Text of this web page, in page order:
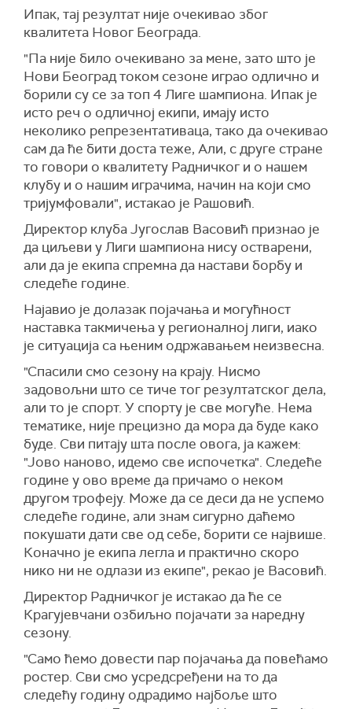
Ипак, тај резултат није очекивао због
квалитета Новог Београда.
"Па није било очекивано за мене, зато што је
Нови Београд током сезоне играо одлично и
борили су се за топ 4 Лиге шампиона. Ипак је
исто реч о одличној екипи, имају исто
неколико репрезентативаца, тако да очекивао
сам да ће бити доста теже, Али, с друге стране
то говори о квалитету Радничког и о нашем
клубу и о нашим играчима, начин на који смо
тријумфовали", истакао је Рашовић.
Директор клуба Југослав Васовић признао је
да циљеви у Лиги шампиона нису остварени,
али да је екипа спремна да настави борбу и
следеће године.
Најавио је долазак појачања и могућност
наставка такмичења у регионалној лиги, иако
је ситуација са њеним одржавањем неизвесна.
"Спасили смо сезону на крају. Нисмо
задовољни што се тиче тог резултатског дела,
али то је спорт. У спорту је све могуће. Нема
тематике, није прецизно да мора да буде како
буде. Сви питају шта после овога, ја кажем:
"Јово наново, идемо све испочетка". Следеће
године у ово време да причамо о неком
другом трофеју. Може да се деси да не успемо
следеће године, али знам сигурно даћемо
покушати дати све од себе, борити се највише.
Коначно је екипа легла и практично скоро
нико ни не одлази из екипе", рекао је Васовић.
Директор Радничког је истакао да ће се
Крагујевчани озбиљно појачати за наредну
сезону.
"Само ћемо довести пар појачања да повећамо
ростер. Сви смо усредсређени на то да
следећу годину одрадимо најбоље што